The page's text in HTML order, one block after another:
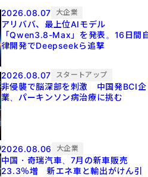
2026.08.07 大企業
アリババ、最上位AIモデル
「Qwen3.8-Max」を発表。16日間
律開発でDeepseekら追撃
2026.08.07 スタートアップ
非侵襲で脳深部を刺激 中国発BCI企
業、パーキンソン病治療に挑む
2026.08.06 大企業
中国・奇瑞汽車、7月の新車販売
23.3％増 新エネ車と輸出がけん引